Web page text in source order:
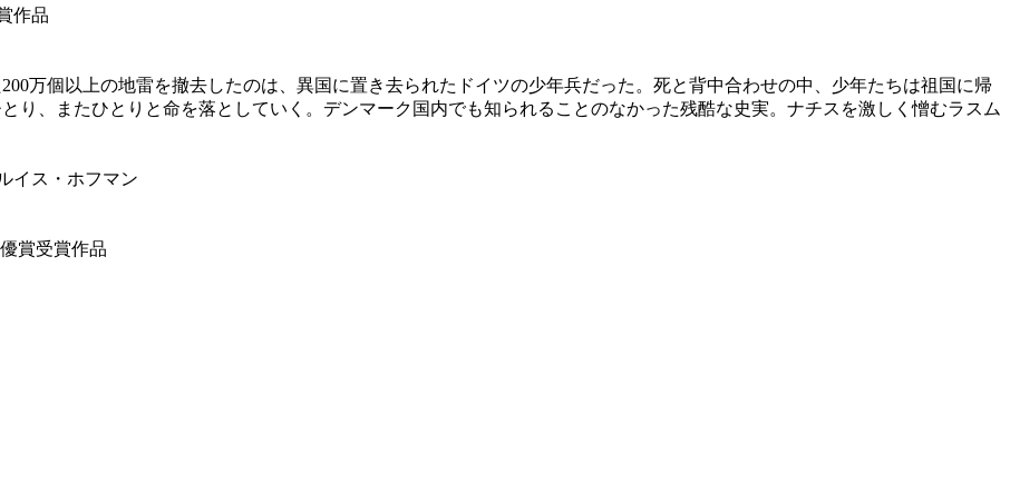
作品
万個以上の地雷を撤去したのは、異国に置き去られたドイツの少年兵だった。死と背中合わせの中、少年たちは祖国に帰
り、またひとりと命を落としていく。デンマーク国内でも知られることのなかった残酷な史実。ナチスを激しく憎むラスム
イス・ホフマン
賞受賞作品